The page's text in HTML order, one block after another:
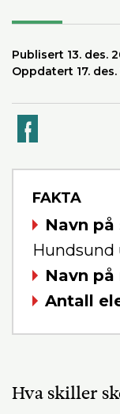
Publisert 13. des.
Oppdatert 17.
FAKTA
Navn på
Hundsund
Navn
Antall
Hva skiller